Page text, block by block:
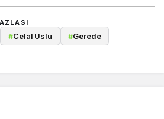
#Celal Uslu #Gerede